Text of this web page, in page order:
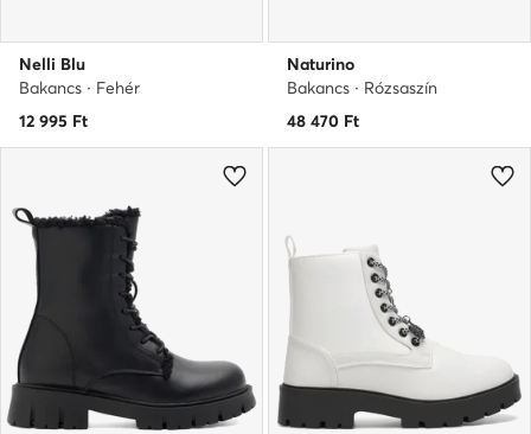
Nelli Blu
Bakancs · Fehér
12 995 Ft
Naturino
Bakancs · Rózsaszín
48 470 Ft